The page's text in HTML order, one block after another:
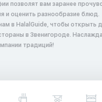
позволят вам заранее
и оценить разнообразие блюд.
в HalalGuide, чтобы открыть
в Звенигороде.
традиций!